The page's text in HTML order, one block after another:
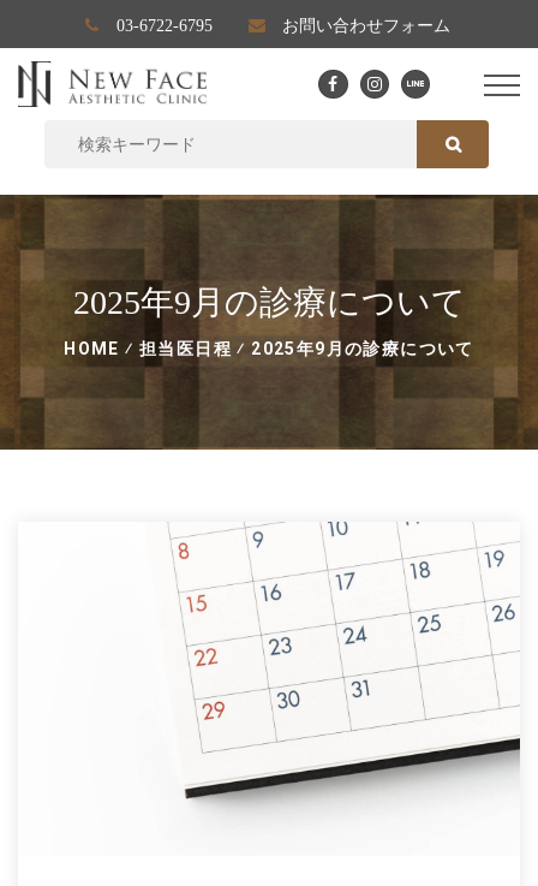
03-6722-6795 お問い合わせフォーム
SEARCH
2025年9月の診療について
HOME ⁄ 担当医日程 ⁄ 2025年9月の診療について